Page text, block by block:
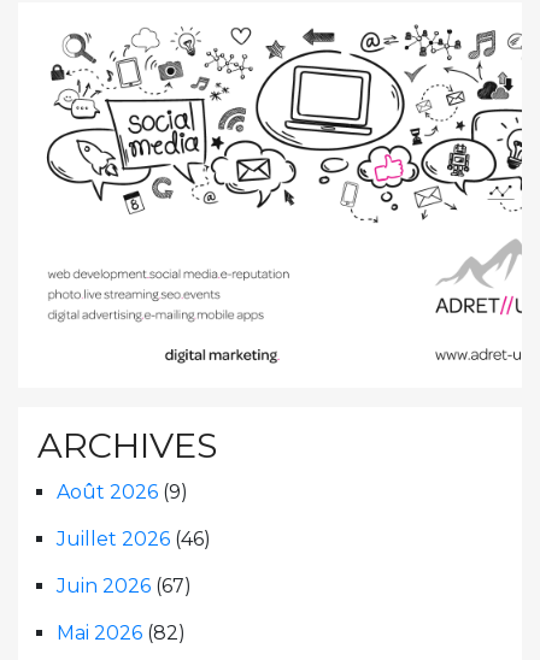
ARCHIVES
Août 2026 (9)
Juillet 2026 (46)
Juin 2026 (67)
Mai 2026 (82)